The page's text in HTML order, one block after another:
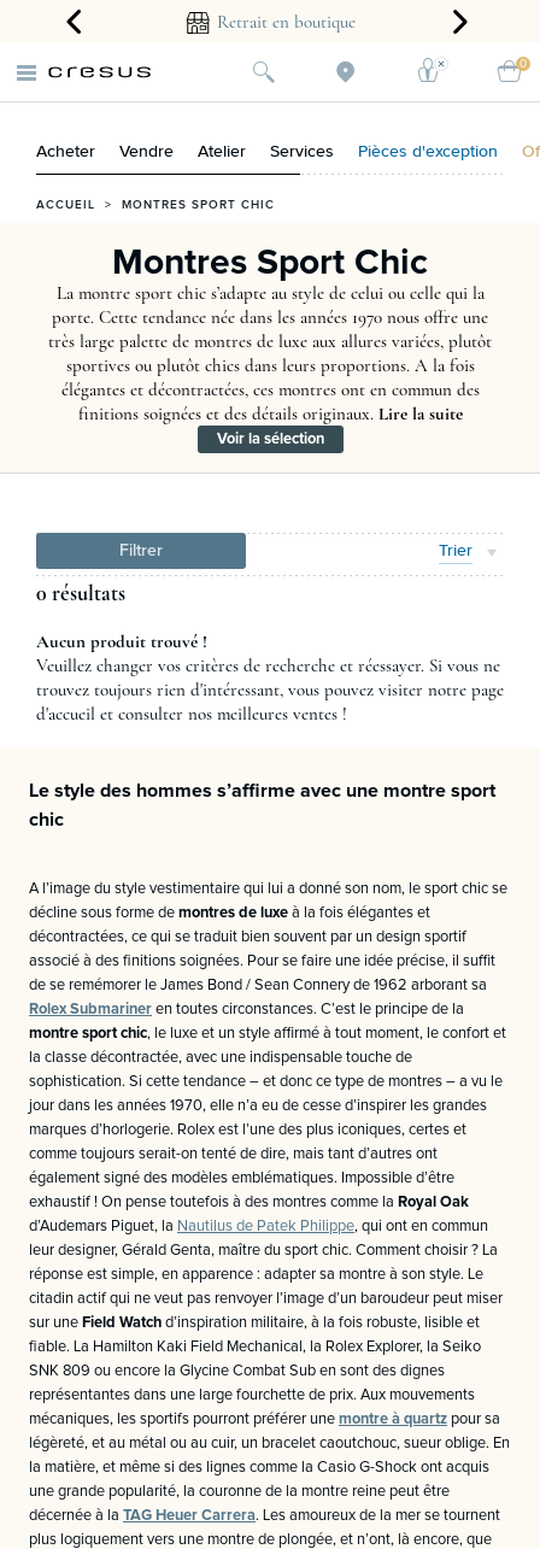
2 ans Retrait en boutique
0
Acheter Vendre Atelier Services Pièces d'exception
ACCUEIL > MONTRES SPORT CHIC
Montres Sport Chic
La montre sport chic s’adapte au style de celui ou celle qui la
porte. Cette tendance née dans les années 1970 nous offre une
très large palette de montres de luxe aux allures variées, plutôt
sportives ou plutôt chics dans leurs proportions. A la fois
élégantes et décontractées, ces montres ont en commun des
finitions soignées et des détails originaux. Lire la suite
Voir la sélection
Filtrer Trier
0 résultats
Aucun produit trouvé !
Veuillez changer vos critères de recherche et réessayer. Si vous ne
trouvez toujours rien d'intéressant, vous pouvez visiter notre page
d'accueil et consulter nos meilleures ventes !
Le style des hommes s’affirme avec une montre sport
chic
A l’image du style vestimentaire qui lui a donné son nom, le sport chic se
décline sous forme de montres de luxe à la fois élégantes et
décontractées, ce qui se traduit bien souvent par un design sportif
associé à des finitions soignées. Pour se faire une idée précise, il suffit
de se remémorer le James Bond / Sean Connery de 1962 arborant sa
Rolex Submariner en toutes circonstances. C’est le principe de la
montre sport chic, le luxe et un style affirmé à tout moment, le confort et
la classe décontractée, avec une indispensable touche de
sophistication. Si cette tendance – et donc ce type de montres – a vu le
jour dans les années 1970, elle n’a eu de cesse d’inspirer les grandes
marques d’horlogerie. Rolex est l’une des plus iconiques, certes et
comme toujours serait-on tenté de dire, mais tant d’autres ont
également signé des modèles emblématiques. Impossible d’être
exhaustif ! On pense toutefois à des montres comme la Royal Oak
d’Audemars Piguet, la Nautilus de Patek Philippe, qui ont en commun
leur designer, Gérald Genta, maître du sport chic. Comment choisir ? La
réponse est simple, en apparence : adapter sa montre à son style. Le
citadin actif qui ne veut pas renvoyer l’image d’un baroudeur peut miser
sur une Field Watch d’inspiration militaire, à la fois robuste, lisible et
fiable. La Hamilton Kaki Field Mechanical, la Rolex Explorer, la Seiko
SNK 809 ou encore la Glycine Combat Sub en sont des dignes
représentantes dans une large fourchette de prix. Aux mouvements
mécaniques, les sportifs pourront préférer une montre à quartz pour sa
légèreté, et au métal ou au cuir, un bracelet caoutchouc, sueur oblige. En
la matière, et même si des lignes comme la Casio G-Shock ont acquis
une grande popularité, la couronne de la montre reine peut être
décernée à la TAG Heuer Carrera. Les amoureux de la mer se tournent
plus logiquement vers une montre de plongée, et n’ont, là encore, que